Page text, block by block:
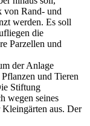
von Rand- und
werden. Es soll
die
Parzellen und
der Anlage
und Tieren
Stiftung
wegen seines
aus. Der